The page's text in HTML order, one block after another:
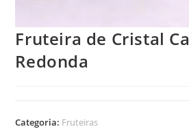
Fruteira de Cristal
Redonda
Categoria: Fruteiras